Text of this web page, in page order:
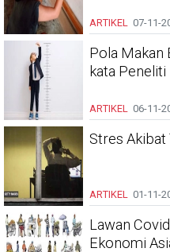
ARTIKEL 07-11-
Pola Makan
kata Peneliti
ARTIKEL 06-11-
Stres Akibat
ARTIKEL 01-11-
Lawan
Ekonomi